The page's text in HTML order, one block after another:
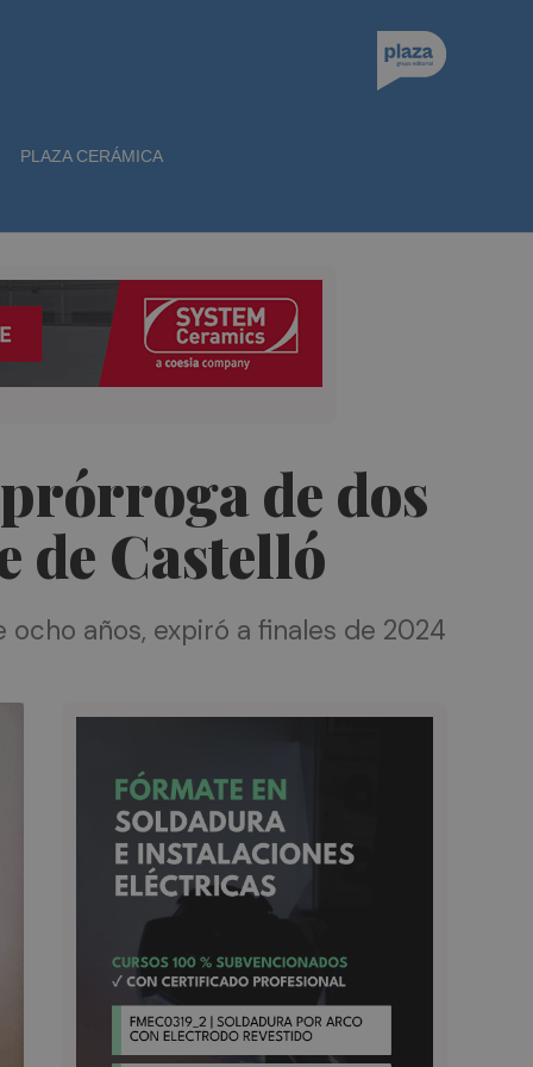
PLAZA CERÁMICA
de dos
de Castelló
años, expiró a finales de 2024